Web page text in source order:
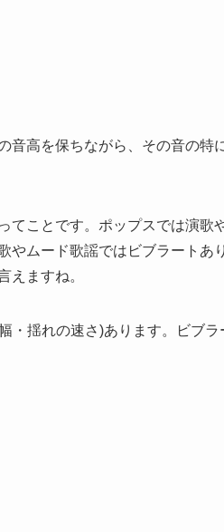
音高を保ちながら、その音の特
てことです。ポップスでは演歌
やムード歌謡ではビブラートあ
えますね。
・揺れの速さ)あります。ビブラ